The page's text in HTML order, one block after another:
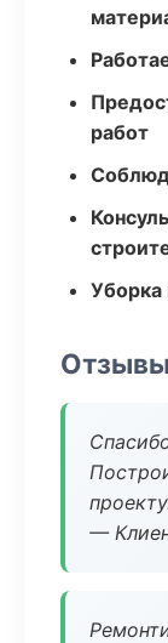
работ
Уборка
—